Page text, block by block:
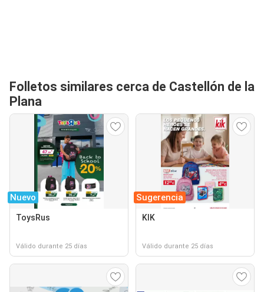
Folletos similares cerca de Castellón de la
Plana
Nuevo
ToysRus
Válido durante 25 días
Sugerencia
KIK
Válido durante 25 días